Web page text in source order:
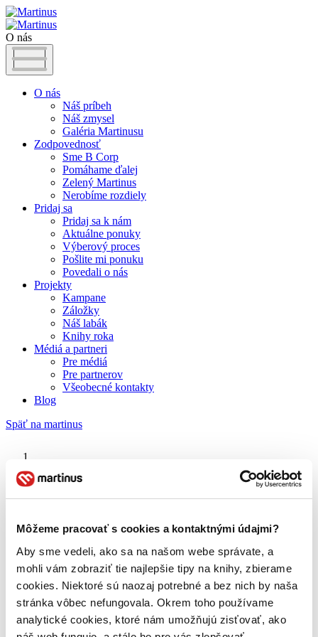
Môžeme pracovať s cookies a kontaktnými údajmi?
Aby sme vedeli, ako sa na našom webe správate, a
mohli vám zobraziť tie najlepšie tipy na knihy, zbierame
cookies. Niektoré sú naozaj potrebné a bez nich by naša
stránka vôbec nefungovala. Okrem toho používame
analytické cookies, ktoré nám umožňujú zisťovať, ako
O nás
O nás
Náš príbeh
Náš zmysel
Galéria Martinusu
Zodpovednosť
Sme B Corp
Pomáhame ďalej
Zelený Martinus
Nerobíme rozdiely
Pridaj sa
Pridaj sa k nám
Aktuálne ponuky
Výberový proces
Pošlite mi ponuku
Povedali o nás
Projekty
Kampane
Záložky
Náš labák
Knihy roka
Médiá a partneri
Pre médiá
Pre partnerov
Všeobecné kontakty
Blog
Späť na martinus
Osamelosť prvočísiel
O nás
Náš príbeh
Galéria Martinusu
Zodpovednosť
Sme B Corp